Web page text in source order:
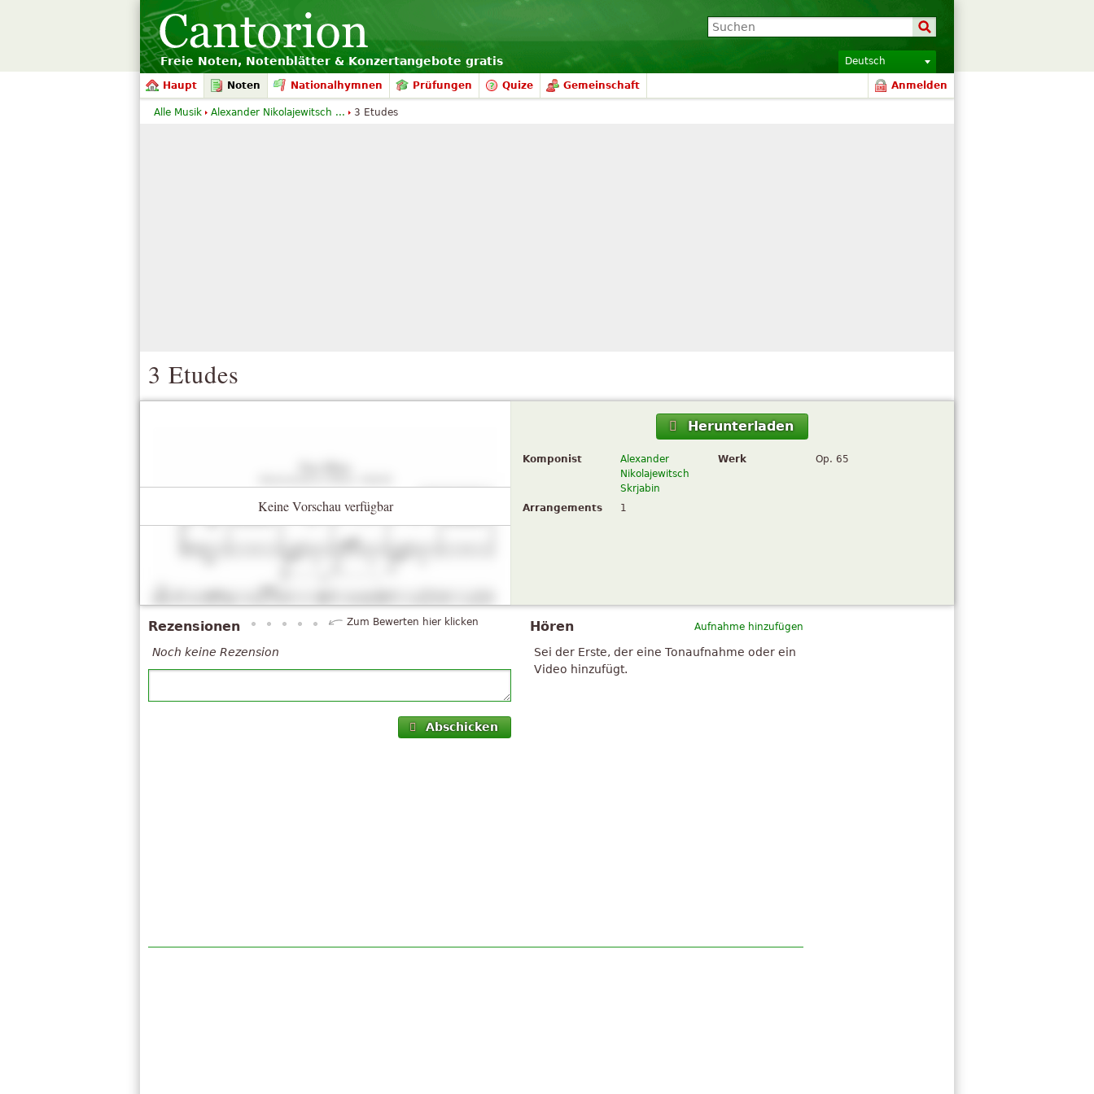
Freie Noten, Notenblätter & Konzertangebote gratis Deutsch
Haupt Noten Nationalhymnen Prüfungen Quize Gemeinschaft Anmelden
3 Etudes
Keine Vorschau verfügbar
Herunterladen
Komponist
Alexander
Nikolajewitsch
Skrjabin
Werk Op. 65
Arrangements 1
Aufnahme hinzufügen
Hören
Sei der Erste, der eine Tonaufnahme oder ein
Video hinzufügt.
Rezensionen Zum Bewerten hier klicken
Noch keine Rezension
Abschicken
Alle Musik Alexander Nikolajewitsch ... 3 Etudes